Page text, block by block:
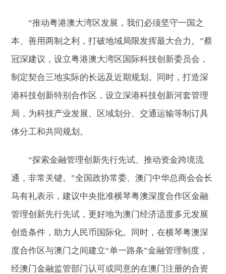
“推动粤港澳大湾区发展，我们必须坚守一国之
本、善用两制之利，打破地域局限发挥最大合力。”蔡
冠深建议，设立粤港澳大湾区国际科技创新委员会，
制定契合三地实际的长远及近期规划。同时，打造深
港科技创新特别合作区，设立深港科技创新河套管理
局，为科技产业发展、区域划分、交通运输等制订具
体分工和共同规划。
“探索金融管理创新先行先试、推动资金跨境流
通，非常关键。”全国政协常委、澳门中华总商会会长
马有礼表示，建议中央批准横琴粤澳深度合作区金融
管理创新先行先试，更好地为澳门经济适度多元发展
创造条件，助力人民币国际化。同时，在横琴粤澳深
度合作区与澳门之间建立“单一路条”金融管理制度，
经澳门金融监管部门认可或同意的在澳门注册的合资